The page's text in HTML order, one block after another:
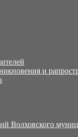
и
Волховского